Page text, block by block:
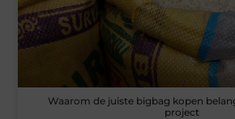
Waarom de juiste bigbag kopen
project